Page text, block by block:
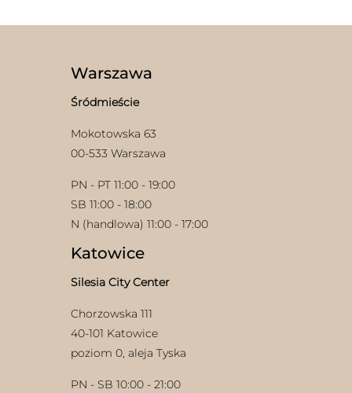
Warszawa
Śródmieście
Mokotowska 63
00-533 Warszawa
PN - PT 11:00 - 19:00
SB 11:00 - 18:00
N (handlowa) 11:00 - 17:00
Katowice
Silesia City Center
Chorzowska 111
40-101 Katowice
poziom 0, aleja Tyska
PN - SB 10:00 - 21:00